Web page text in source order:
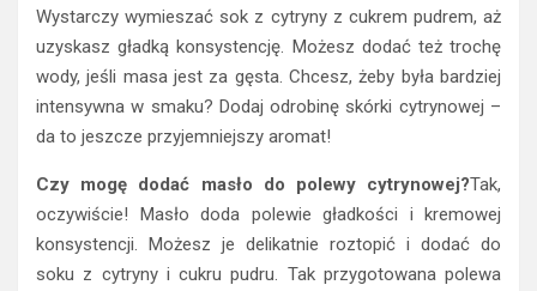
Wystarczy wymieszać sok z cytryny z cukrem pudrem, aż
uzyskasz gładką konsystencję. Możesz dodać też trochę
wody, jeśli masa jest za gęsta. Chcesz, żeby była bardziej
intensywna w smaku? Dodaj odrobinę skórki cytrynowej –
da to jeszcze przyjemniejszy aromat!
Czy mogę dodać masło do polewy cytrynowej?Tak,
oczywiście! Masło doda polewie gładkości i kremowej
konsystencji. Możesz je delikatnie roztopić i dodać do
soku z cytryny i cukru pudru. Tak przygotowana polewa